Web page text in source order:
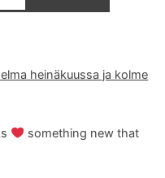
heinäkuussa ja kolme
something new that